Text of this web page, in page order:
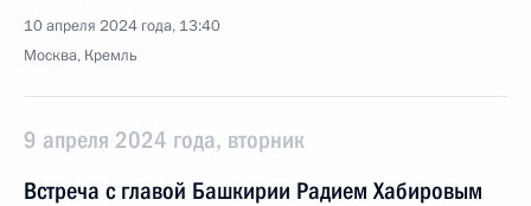
10 апреля 2024 года, 13:40
Москва, Кремль
9 апреля 2024 года, вторник
Встреча с главой Башкирии Радием Хабировым